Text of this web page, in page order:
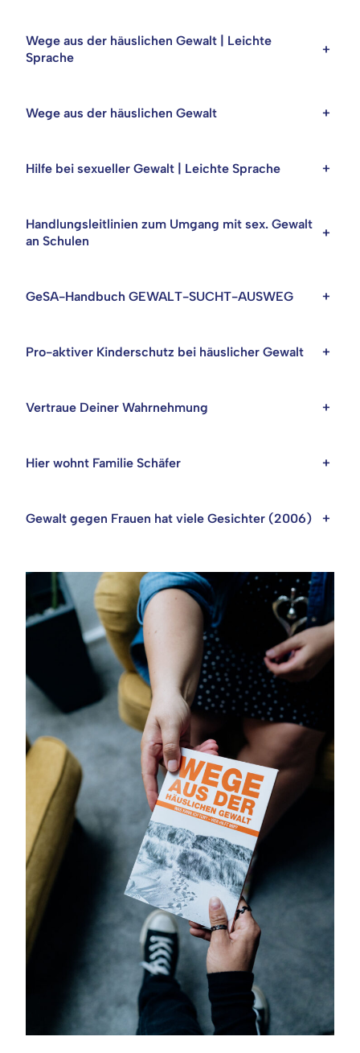
Wege aus der häuslichen Gewalt | Leichte
Sprache
+
Wege aus der häuslichen Gewalt +
Hilfe bei sexueller Gewalt | Leichte Sprache +
Handlungsleitlinien zum Umgang mit sex. Gewalt
an Schulen
+
GeSA-Handbuch GEWALT-SUCHT-AUSWEG +
Pro-aktiver Kinderschutz bei häuslicher Gewalt +
Vertraue Deiner Wahrnehmung +
Hier wohnt Familie Schäfer +
Gewalt gegen Frauen hat viele Gesichter (2006) +